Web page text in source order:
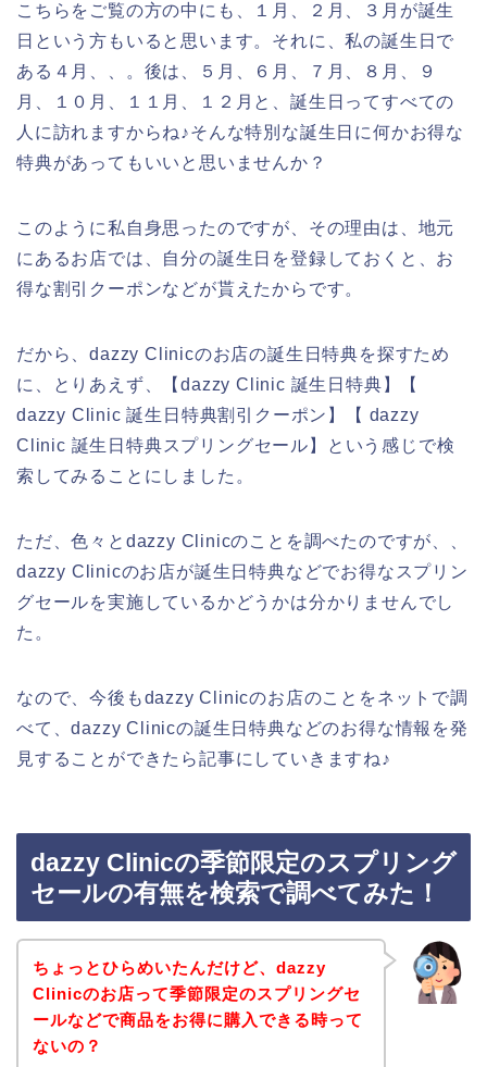
こちらをご覧の方の中にも、１月、２月、３月が誕生
日という方もいると思います。それに、私の誕生日で
ある４月、、。後は、５月、６月、７月、８月、９
月、１０月、１１月、１２月と、誕生日ってすべての
人に訪れますからね♪そんな特別な誕生日に何かお得な
特典があってもいいと思いませんか？
このように私自身思ったのですが、その理由は、地元
にあるお店では、自分の誕生日を登録しておくと、お
得な割引クーポンなどが貰えたからです。
だから、dazzy Clinicのお店の誕生日特典を探すため
に、とりあえず、【dazzy Clinic 誕生日特典】【
dazzy Clinic 誕生日特典割引クーポン】【 dazzy
Clinic 誕生日特典スプリングセール】という感じで検
索してみることにしました。
ただ、色々とdazzy Clinicのことを調べたのですが、、
dazzy Clinicのお店が誕生日特典などでお得なスプリン
グセールを実施しているかどうかは分かりませんでし
た。
なので、今後もdazzy Clinicのお店のことをネットで調
べて、dazzy Clinicの誕生日特典などのお得な情報を発
見することができたら記事にしていきますね♪
dazzy Clinicの季節限定のスプリング
セールの有無を検索で調べてみた！
ちょっとひらめいたんだけど、dazzy
Clinicのお店って季節限定のスプリングセ
ールなどで商品をお得に購入できる時って
ないの？